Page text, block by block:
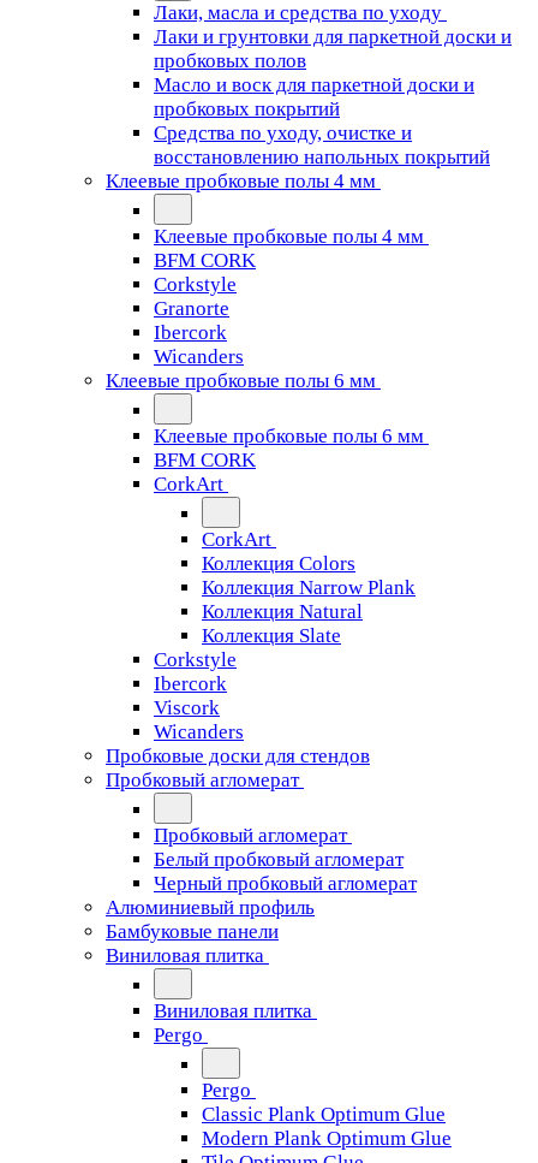
Лаки, масла и средства по уходу
Лаки и грунтовки для паркетной доски и
пробковых полов
Масло и воск для паркетной доски и
пробковых покрытий
Средства по уходу, очистке и
восстановлению напольных покрытий
Клеевые пробковые полы 4 мм
Клеевые пробковые полы 4 мм
BFM CORK
Corkstyle
Granorte
Ibercork
Wicanders
Клеевые пробковые полы 6 мм
Клеевые пробковые полы 6 мм
BFM CORK
CorkArt
CorkArt
Коллекция Colors
Коллекция Narrow Plank
Коллекция Natural
Коллекция Slate
Corkstyle
Ibercork
Viscork
Wicanders
Пробковые доски для стендов
Пробковый агломерат
Пробковый агломерат
Белый пробковый агломерат
Черный пробковый агломерат
Алюминиевый профиль
Бамбуковые панели
Виниловая плитка
Виниловая плитка
Pergo
Pergo
Classic Plank Optimum Glue
Modern Plank Optimum Glue